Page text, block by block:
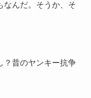
なんだ。そうか、そ
？昔のヤンキー抗争